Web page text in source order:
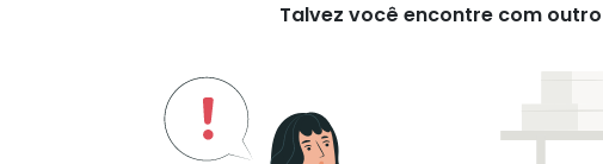
Talvez você encontre com